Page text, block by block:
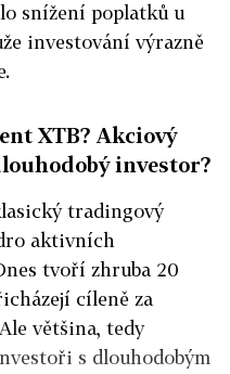
snížení poplatků u
investování výrazně
XTB? Akciový
investor?
tradingový
aktivních
tvoří zhruba 20
cíleně za
většina, tedy
s dlouhodobým